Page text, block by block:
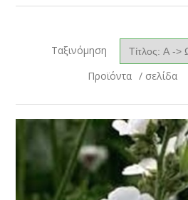
Ταξινόμηση
Προϊόντα / σελίδα